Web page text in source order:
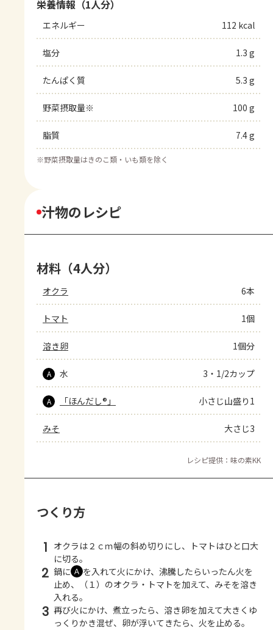
栄養情報（1人分）
エネルギー 112 kcal
塩分 1.3 g
たんぱく質 5.3 g
野菜摂取量※ 100 g
脂質 7.4 g
※野菜摂取量はきのこ類・いも類を除く
汁物のレシピ
材料（4人分）
オクラ 6本
トマト 1個
溶き卵 1個分
A 水 3・1/2カップ
A 「ほんだし®」 小さじ山盛り1
みそ 大さじ3
レシピ提供：味の素KK
つくり方
1 オクラは２ｃｍ幅の斜め切りにし、トマトはひと口大
に切る。
2 鍋に Ａ を入れて火にかけ、沸騰したらいったん火を
止め、（１）のオクラ・トマトを加えて、みそを溶き
入れる。
3 再び火にかけ、煮立ったら、溶き卵を加えて大きくゆ
っくりかき混ぜ、卵が浮いてきたら、火を止める。